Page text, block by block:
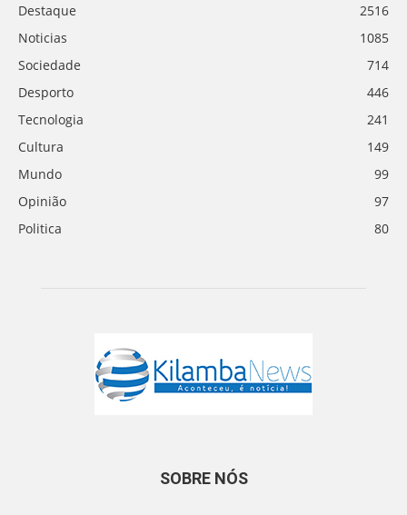
Destaque
2516
Noticias
1085
Sociedade
714
Desporto
446
Tecnologia
241
Cultura
149
Mundo
99
Opinião
97
Politica
80
SOBRE NÓS